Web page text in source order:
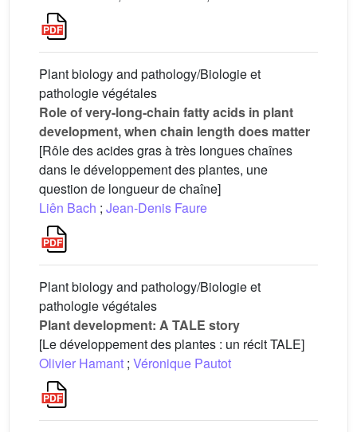
Plant biology and pathology/Biologie et
pathologie végétales
Role of very-long-chain fatty acids in plant
development, when chain length does matter
[Rôle des acides gras à très longues chaînes
dans le développement des plantes, une
question de longueur de chaîne]
Liên Bach ; Jean-Denis Faure
Plant biology and pathology/Biologie et
pathologie végétales
Plant development: A TALE story
[Le développement des plantes : un récit TALE]
Olivier Hamant ; Véronique Pautot